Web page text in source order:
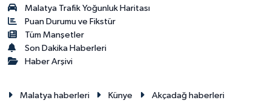
Malatya Trafik Yoğunluk Haritası
Puan Durumu ve Fikstür
Tüm Manşetler
Son Dakika Haberleri
Haber Arşivi
Malatya haberleri Künye
Akçadağ haberleri